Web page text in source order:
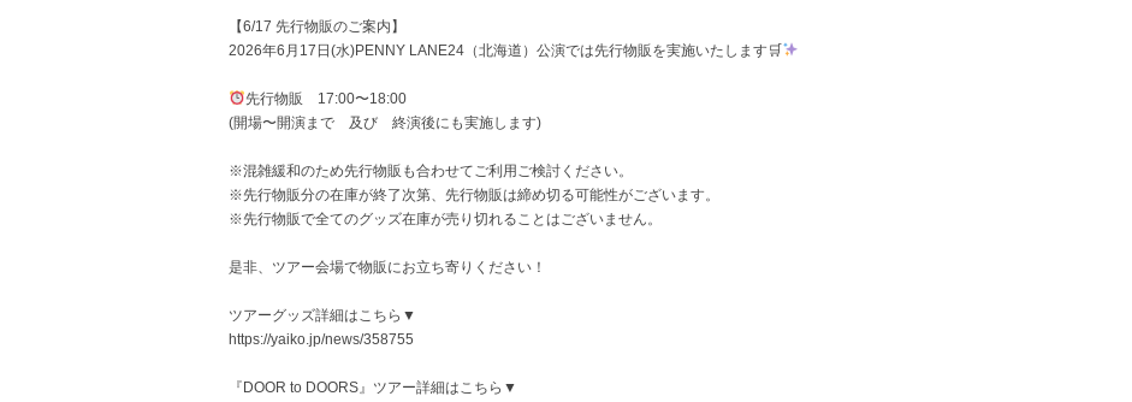
【6/17 先行物販のご案内】
2026年6月17日(水)PENNY LANE24（北海道）公演では先行物販を実施いたします🛒
先行物販 17:00〜18:00
(開場〜開演まで 及び 終演後にも実施します)
※混雑緩和のため先行物販も合わせてご利用ご検討ください。
※先行物販分の在庫が終了次第、先行物販は締め切る可能性がございます。
※先行物販で全てのグッズ在庫が売り切れることはございません。
是非、ツアー会場で物販にお立ち寄りください！
ツアーグッズ詳細はこちら▼
https://yaiko.jp/news/358755
『DOOR to DOORS』ツアー詳細はこちら▼